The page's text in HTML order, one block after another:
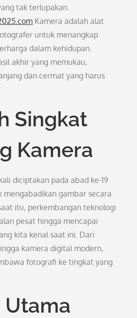
tak terlupakan.
Kamera adalah alat
untuk menangkap
dalam kehidupan.
akhir yang memukau,
dan cermat yang harus
Singkat
Kamera
diciptakan pada abad ke-19
mengabadikan gambar secara
itu, perkembangan teknologi
pesat hingga mencapai
kita kenal saat ini. Dari
kamera digital modern,
fotografi ke tingkat yang
Utama